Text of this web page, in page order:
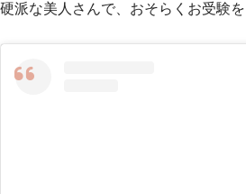
硬派な美人さんで、おそらくお受験を